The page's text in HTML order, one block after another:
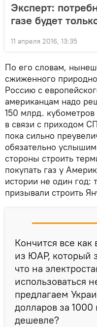
Эксперт:
газе будет
11 апреля 2016, 13:35
По его словам,
сжиженного
Россию с
американцам надо
150 млрд.
в связи с приходом
пока сильно
обязательно
стороны строить
покупать газ у
истории не один год:
призывали строить
Кончится все как
из ЮАР, который
что на
использоваться
предлагаем
долларов за 1000
дешевле?